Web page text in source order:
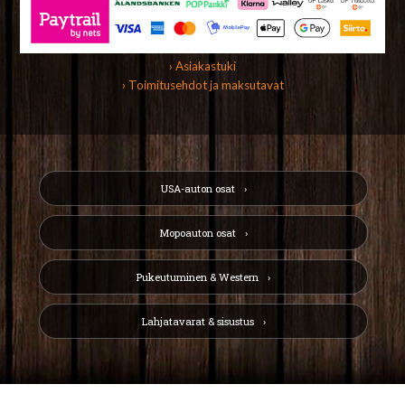
› Asiakastuki
› Toimitusehdot ja maksutavat
USA-auton osat
Mopoauton osat
Pukeutuminen & Western
Lahjatavarat & sisustus